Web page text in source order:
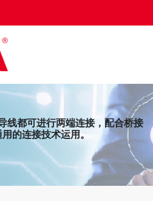
线都可进行两端连接，配合桥接
的连接技术运用。